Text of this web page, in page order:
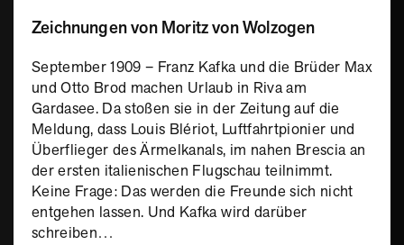
Zeichnungen von Moritz von Wolzogen
September 1909 – Franz Kafka und die Brüder Max
und Otto Brod machen Urlaub in Riva am
Gardasee. Da stoßen sie in der Zeitung auf die
Meldung, dass Louis Blériot, Luftfahrtpionier und
Überflieger des Ärmelkanals, im nahen Brescia an
der ersten italienischen Flugschau teilnimmt.
Keine Frage: Das werden die Freunde sich nicht
entgehen lassen. Und Kafka wird darüber
schreiben…